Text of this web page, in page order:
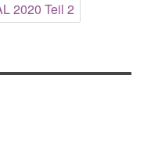
2020 Teil 2